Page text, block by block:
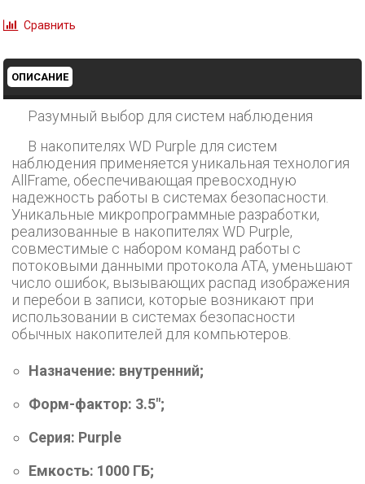
Сравнить
ОПИСАНИЕ
Разумный выбор для систем наблюдения
В накопителях WD Purple для систем
наблюдения применяется уникальная технология
AllFrame, обеспечивающая превосходную
надежность работы в системах безопасности.
Уникальные микропрограммные разработки,
реализованные в накопителях WD Purple,
совместимые с набором команд работы с
потоковыми данными протокола ATA, уменьшают
число ошибок, вызывающих распад изображения
и перебои в записи, которые возникают при
использовании в системах безопасности
обычных накопителей для компьютеров.
Назначение: внутренний;
Форм-фактор: 3.5";
Серия: Purple
Емкость: 1000 ГБ;